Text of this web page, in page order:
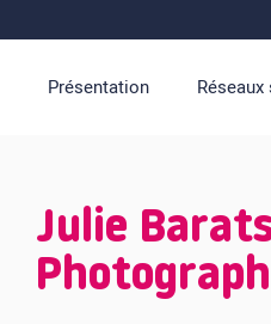
Présentation
Julie